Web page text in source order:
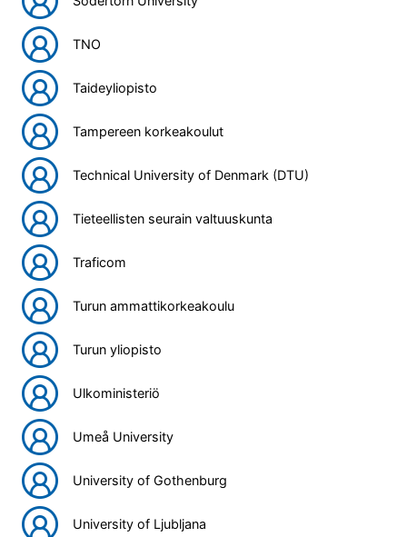
TNO
Taideyliopisto
Tampereen korkeakoulut
Technical University of Denmark (DTU)
Tieteellisten seurain valtuuskunta
Traficom
Turun ammattikorkeakoulu
Turun yliopisto
Ulkoministeriö
Umeå University
University of Gothenburg
University of Ljubljana